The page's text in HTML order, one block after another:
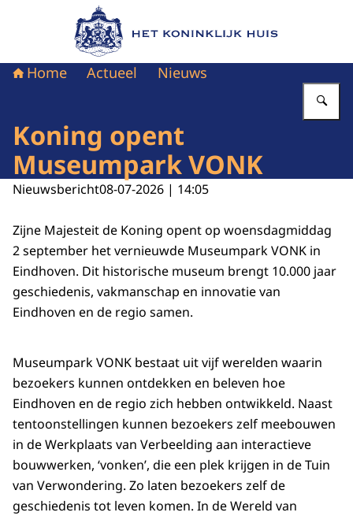
Naar de homepage van Het Koninklijk Huis
Home Actueel Nieuws
Koning opent
Museumpark VONK
Nieuwsbericht08-07-2026 | 14:05
Zijne Majesteit de Koning opent op woensdagmiddag
2 september het vernieuwde Museumpark VONK in
Eindhoven. Dit historische museum brengt 10.000 jaar
geschiedenis, vakmanschap en innovatie van
Eindhoven en de regio samen.
Museumpark VONK bestaat uit vijf werelden waarin
bezoekers kunnen ontdekken en beleven hoe
Eindhoven en de regio zich hebben ontwikkeld. Naast
tentoonstellingen kunnen bezoekers zelf meebouwen
in de Werkplaats van Verbeelding aan interactieve
bouwwerken, ‘vonken’, die een plek krijgen in de Tuin
van Verwondering. Zo laten bezoekers zelf de
geschiedenis tot leven komen. In de Wereld van